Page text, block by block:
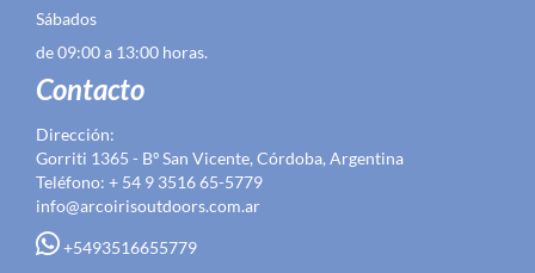
Sábados
de 09:00 a 13:00 horas.
Contacto
Dirección:
Gorriti 1365 - Bº San Vicente, Córdoba, Argentina
Teléfono: + 54 9 3516 65-5779
info@arcoirisoutdoors.com.ar
+5493516655779